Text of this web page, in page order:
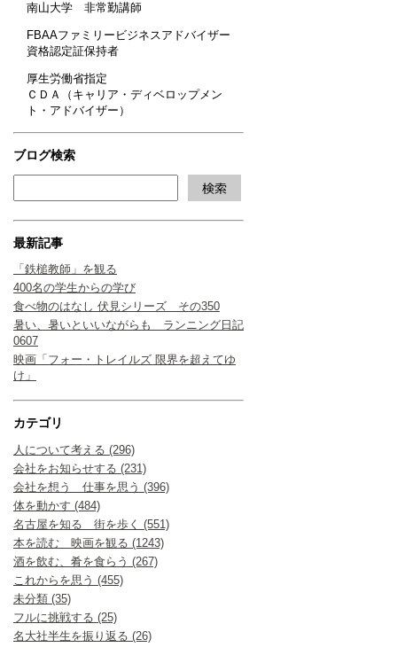
南山大学 非常勤講師
FBAAファミリービジネスアドバイザー
資格認定証保持者
厚生労働省指定
ＣＤＡ（キャリア・ディベロップメン
ト・アドバイザー）
ブログ検索
最新記事
「鉄槌教師」を観る
400名の学生からの学び
食べ物のはなし 伏見シリーズ その350
暑い、暑いといいながらも ランニング日記
0607
映画「フォー・トレイルズ 限界を超えてゆ
け」
カテゴリ
人について考える (296)
会社をお知らせする (231)
会社を想う 仕事を思う (396)
体を動かす (484)
名古屋を知る 街を歩く (551)
本を読む 映画を観る (1243)
酒を飲む、肴を食らう (267)
これからを思う (455)
未分類 (35)
フルに挑戦する (25)
名大社半生を振り返る (26)